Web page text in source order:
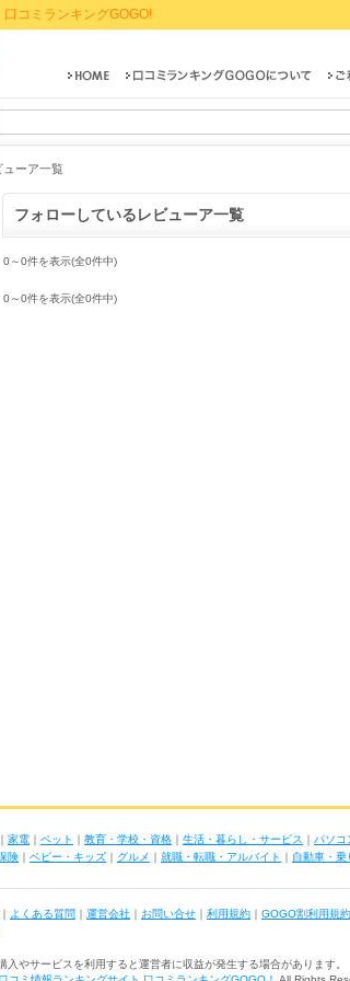
コミランキングGOGO!
ューア一覧
フォローしているレビューア一覧
0～0件を表示(全0件中)
0～0件を表示(全0件中)
｜ 家電 ｜ ペット ｜ 教育・学校・資格 ｜ 生活・暮らし・サービス ｜ パソコ
険 ｜ ベビー・キッズ ｜ グルメ ｜ 就職・転職・アルバイト ｜ 自動車・乗
｜ よくある質問 ｜ 運営会社 ｜ お問い合せ ｜ 利用規約 ｜ GOGO割利用規約
やサービスを利用すると運営者に収益が発生する場合があります。